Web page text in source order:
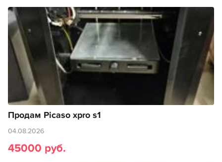
Продам Picaso xpro s1
04.08.2026
45000 руб.